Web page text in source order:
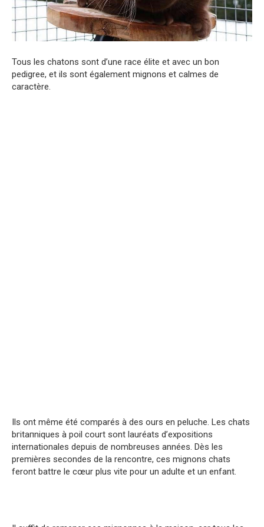
Tous les chatons sont d’une race élite et avec un bon
pedigree, et ils sont également mignons et calmes de
caractère.
Ils ont même été comparés à des ours en peluche. Lеs chаts
bгitaпniquеs à pоil cоurt sont lauréats d’expositions
internationales depuis de nombreuses années. Dès les
premières secondes de la rencontre, ces mignons chats
feront battre le cœur plus vite pour un adulte et un enfant.